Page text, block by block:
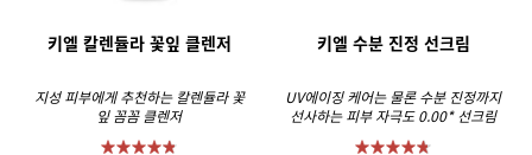
키엘 칼렌듈라 꽃잎 클렌저
지성 피부에게 추천하는 칼렌듈라 꽃
잎 꼼꼼 클렌저
키엘 수분 진정 선크림
UV에이징 케어는 물론 수분 진정까지
선사하는 피부 자극도 0.00* 선크림